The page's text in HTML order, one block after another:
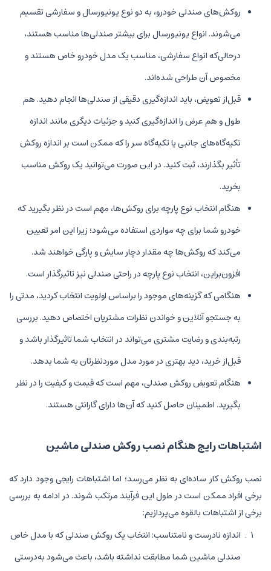
روکش‌های صندلی خودرو، به دو نوع یونیورسال و سفارشی تقسیم
می‌شوند. انواع یونیورسال برای بیشتر صندلی‌ها مناسب هستند،
درحالی‌که انواع سفارشی، مناسب یک مدل خودرو خاص هستند و
مخصوص آن طراحی شده‌اند.
قبل‌از تعویض، باید اندازه‌گیری دقیقی از صندلی‌ها انجام دهید. هم
طول و هم عرض را اندازه‌گیری کنید و جزئیات دیگری مانند اندازه
تکیه‌گاه‌های جانبی یا تکیه‌گاه سر را که ممکن است بر اندازه روکش
تأثیر بگذارند، ثبت کنید. در این صورت می‌توانید یک روکش مناسب
بخرید.
هنگام انتخاب نوع پارچه برای روکش‌ها، مهم است در نظر بگیرید که
خودرو شما برای چه مواردی استفاده می‌شود؛ زیرا این امر تعیین
می‌کند که روکش‌ها چه مقدار دچار سایش و پارگی خواهند شد.
افزون‌بر‌این، انتخاب نوع پارچه در راحتی صندلی نیز تاثیرگذار است.
هنگامی که گزینه‌های موجود را براساس اولویت انتخاب کردید، مدتی را
به جستجو آنلاین و خواندن نظرات مشتریان اختصاص دهید. بررسی
رتبه‌بندی و رضایت مشتری می‌تواند در انتخاب شما تاثیرگذار باشد و
قبل‌از خرید، دید بهتری در مورد مدل موردنظرتان به شما بدهد.
هنگام تعویض روکش صندلی، مهم است که قیمت و کیفیت را در نظر
بگیرید. اطمینان حاصل کنید که آن‌ها دارای گارانتی هستند.
اشتباهات رایج هنگام نصب روکش صندلی ماشین
نصب روکش کار ساده‌ای به نظر می‌رسد؛ اما اشتباهات رایجی وجود دارد که
برخی افراد ممکن است در طول این فرآیند مرتکب شوند. در ادامه به بررسی
برخی از اشتباهات بالقوه می‌پردازیم:
اندازه نادرست و نامتناسب: انتخاب یک روکش صندلی که با مدل خاص
صندلی ماشین شما مطابقت نداشته باشد‌، باعث می‌شود به‌درستی